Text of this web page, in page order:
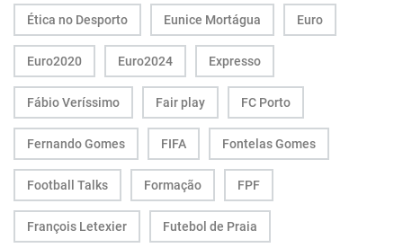
Ética no Desporto Eunice Mortágua Euro
Euro2020 Euro2024 Expresso
Fábio Veríssimo Fair play FC Porto
Fernando Gomes FIFA Fontelas Gomes
Football Talks Formação FPF
François Letexier Futebol de Praia